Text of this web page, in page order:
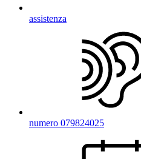
assistenza
numero 079824025